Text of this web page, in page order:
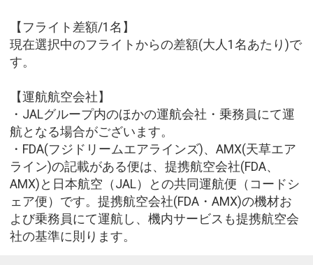
【フライト差額/1名】
現在選択中のフライトからの差額(大人1名あたり)で
す。
【運航航空会社】
・JALグループ内のほかの運航会社・乗務員にて運
航となる場合がございます。
・FDA(フジドリームエアラインズ)、AMX(天草エア
ライン)の記載がある便は、提携航空会社(FDA、
AMX)と日本航空（JAL）との共同運航便（コードシ
ェア便）です。提携航空会社(FDA・AMX)の機材お
よび乗務員にて運航し、機内サービスも提携航空会
社の基準に則ります。